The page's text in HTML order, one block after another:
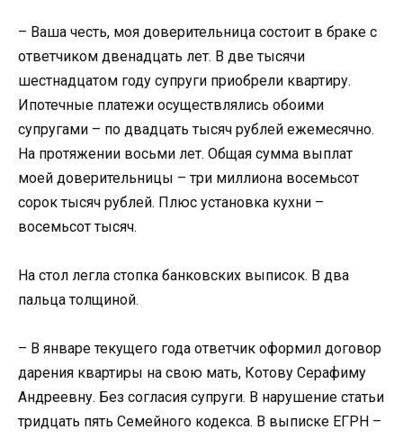
– Ваша честь, моя доверительница состоит в браке с
ответчиком двенадцать лет. В две тысячи
шестнадцатом году супруги приобрели квартиру.
Ипотечные платежи осуществлялись обоими
супругами – по двадцать тысяч рублей ежемесячно.
На протяжении восьми лет. Общая сумма выплат
моей доверительницы – три миллиона восемьсот
сорок тысяч рублей. Плюс установка кухни –
восемьсот тысяч.
На стол легла стопка банковских выписок. В два
пальца толщиной.
– В январе текущего года ответчик оформил договор
дарения квартиры на свою мать, Котову Серафиму
Андреевну. Без согласия супруги. В нарушение статьи
тридцать пять Семейного кодекса. В выписке ЕГРН –